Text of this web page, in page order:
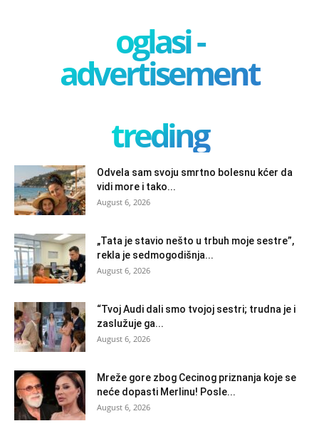
oglasi -
advertisement
treding
Odvela sam svoju smrtno bolesnu kćer da
vidi more i tako...
August 6, 2026
„Tata je stavio nešto u trbuh moje sestre”,
rekla je sedmogodišnja...
August 6, 2026
“Tvoj Audi dali smo tvojoj sestri; trudna je i
zaslužuje ga...
August 6, 2026
Mreže gore zbog Cecinog priznanja koje se
neće dopasti Merlinu! Posle...
August 6, 2026